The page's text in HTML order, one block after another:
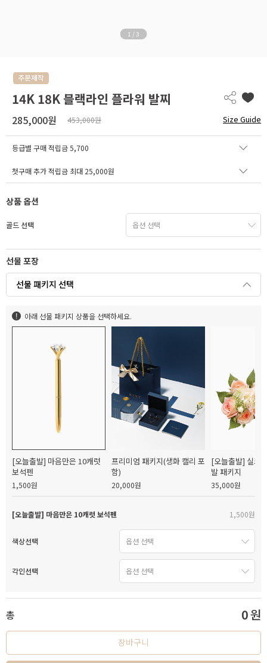
1 / 3
14K 18K 블랙라인 플라워 발찌
285,000원 453,000원 Size Guide
등급별 구매 적립금5,700
첫구매 추가 적립금 최대 25,000원
상품 옵션
골드 선택
선물 포장
선물 패키지 선택
아래 선물 패키지 상품을 선택하세요.
[오늘출발] 마음만은 10캐럿
보석펜
1,500원
프리미엄 패키지(생화 캘리 포
함)
20,000원
[오늘출발] 실크
발 패키지
35,000원
[오늘출발] 마음만은 10캐럿 보석펜 1,500원
색상선택
각인선택
총 0원
장바구니